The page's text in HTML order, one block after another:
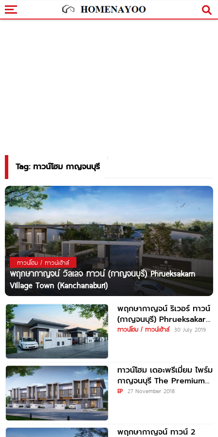
Tag: ทาวน์โฮม กาญจนบุรี
ทาวน์โฮม / ทาวน์เฮ้าส์
พฤกษากาญจน์ วิลเลจ ทาวน์ (กาญจนบุรี) Phrueksakarn
Village Town (Kanchanaburi)
พฤกษากาญจน์ ริเวอร์ ทาวน์
(กาญจนบุรี) Phrueksakarn
River Town
ทาวน์โฮม / ทาวน์เฮ้าส์ 30 July 2019
ทาวน์โฮม เดอะพรีเมี่ยม ไพร์ม
กาญจนบุรี The Premium
Prime Kanchanaburi
EP 27 November 2018
พฤกษากาญจน์ ทาวน์ 2